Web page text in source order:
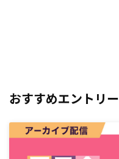
おすすめエントリー